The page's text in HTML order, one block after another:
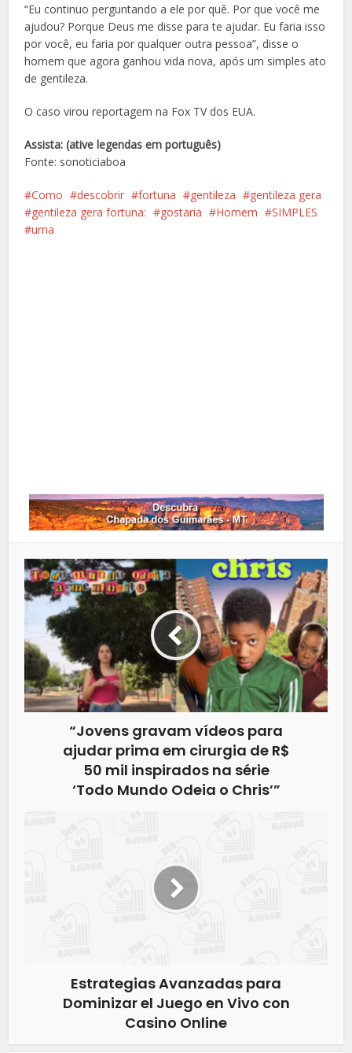
“Eu continuo perguntando a ele por quê. Por que você me
ajudou? Porque Deus me disse para te ajudar. Eu faria isso
por você, eu faria por qualquer outra pessoa”, disse o
homem que agora ganhou vida nova, após um simples ato
de gentileza.
O caso virou reportagem na Fox TV dos EUA.
Assista: (ative legendas em português)
Fonte: sonoticiaboa
Como descobrir fortuna gentileza
gentileza gera
gentileza gera fortuna:
gostaria Homem
SIMPLES
uma
“Jovens gravam vídeos para
ajudar prima em cirurgia de R$
50 mil inspirados na série
‘Todo Mundo Odeia o Chris’”
Estrategias Avanzadas para
Dominizar el Juego en Vivo con
Casino Online